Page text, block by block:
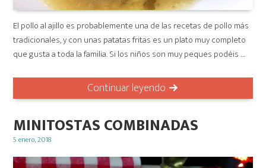
El pollo al ajillo es probablemente una de las recetas de pollo más
tradicionales, y con unas patatas fritas es un plato muy completo
que gusta a toda la familia. Si los niños son muy peques podéis …
Continuar leyendo
MINITOSTAS COMBINADAS
Posted
5 enero, 2018